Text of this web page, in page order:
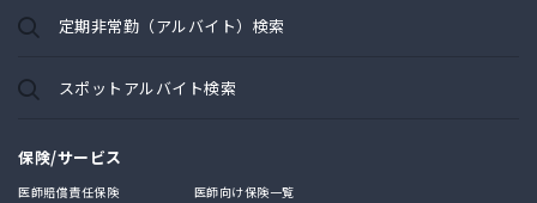
定期非常勤（アルバイト）検索
スポットアルバイト検索
保険/サービス
医師賠償責任保険
医師向け保険一覧